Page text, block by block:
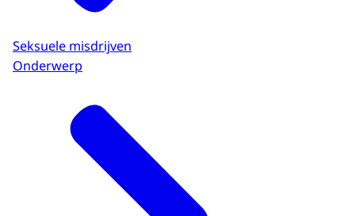
Seksuele misdrijven
Onderwerp